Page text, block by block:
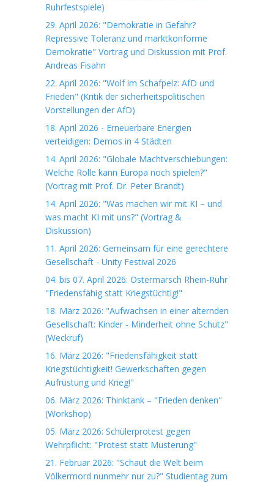
Ruhrfestspiele)
29. April 2026: "Demokratie in Gefahr?
Repressive Toleranz und marktkonforme
Demokratie" Vortrag und Diskussion mit Prof.
Andreas Fisahn
22. April 2026: "Wolf im Schafpelz: AfD und
Frieden" (Kritik der sicherheitspolitischen
Vorstellungen der AfD)
18. April 2026 - Erneuerbare Energien
verteidigen: Demos in 4 Städten
14. April 2026: "Globale Machtverschiebungen:
Welche Rolle kann Europa noch spielen?"
(Vortrag mit Prof. Dr. Peter Brandt)
14. April 2026: "Was machen wir mit KI – und
was macht KI mit uns?" (Vortrag &
Diskussion)
11. April 2026: Gemeinsam für eine gerechtere
Gesellschaft - Unity Festival 2026
04. bis 07. April 2026: Ostermarsch Rhein-Ruhr
"Friedensfähig statt Kriegstüchtig!"
18. März 2026: "Aufwachsen in einer alternden
Gesellschaft: Kinder - Minderheit ohne Schutz"
(Weckruf)
16. März 2026: "Friedensfähigkeit statt
Kriegstüchtigkeit! Gewerkschaften gegen
Aufrüstung und Krieg!"
06. März 2026: Thinktank – "Frieden denken"
(Workshop)
05. März 2026: Schülerprotest gegen
Wehrpflicht: "Protest statt Musterung"
21. Februar 2026: "Schaut die Welt beim
Völkermord nunmehr nur zu?" Studientag zum